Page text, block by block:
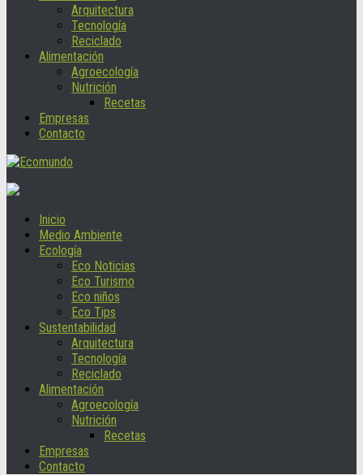
Arquitectura
Tecnología
Reciclado
Alimentación
Agroecología
Nutrición
Recetas
Empresas
Contacto
Inicio
Medio Ambiente
Ecología
Eco Noticias
Eco Turismo
Eco niños
Eco Tips
Sustentabilidad
Arquitectura
Tecnología
Reciclado
Alimentación
Agroecología
Nutrición
Recetas
Empresas
Contacto